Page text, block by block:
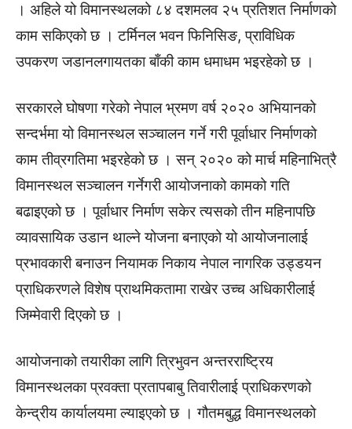
। अहिले यो विमानस्थलको ८४ दशमलव २५ प्रतिशत निर्माणको
काम सकिएको छ । टर्मिनल भवन फिनिसिङ, प्राविधिक
उपकरण जडानलगायतका बाँकी काम धमाधम भइरहेको छ ।
सरकारले घोषणा गरेको नेपाल भ्रमण वर्ष २०२० अभियानको
सन्दर्भमा यो विमानस्थल सञ्चालन गर्ने गरी पूर्वाधार निर्माणको
काम तीव्रगतिमा भइरहेको छ । सन् २०२० को मार्च महिनाभित्रै
विमानस्थल सञ्चालन गर्नेगरी आयोजनाको कामको गति
बढाइएको छ । पूर्वाधार निर्माण सकेर त्यसको तीन महिनापछि
व्यावसायिक उडान थाल्ने योजना बनाएको यो आयोजनालाई
प्रभावकारी बनाउन नियामक निकाय नेपाल नागरिक उड्डयन
प्राधिकरणले विशेष प्राथमिकतामा राखेर उच्च अधिकारीलाई
जिम्मेवारी दिएको छ ।
आयोजनाको तयारीका लागि त्रिभुवन अन्तरराष्ट्रिय
विमानस्थलका प्रवक्ता प्रतापबाबु तिवारीलाई प्राधिकरणको
केन्द्रीय कार्यालयमा ल्याइएको छ । गौतमबुद्ध विमानस्थलको